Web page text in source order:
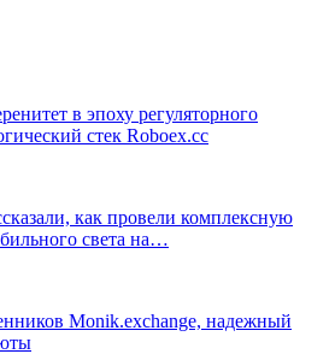
в эпоху регуляторного
стек Roboex.cc
как провели комплексную
света на…
Monik.exchange, надежный